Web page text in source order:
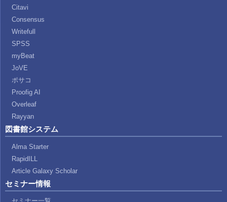
Citavi
Consensus
Writefull
SPSS
myBeat
JoVE
ポサコ
Proofig AI
Overleaf
Rayyan
図書館システム
Alma Starter
RapidILL
Article Galaxy Scholar
セミナー情報